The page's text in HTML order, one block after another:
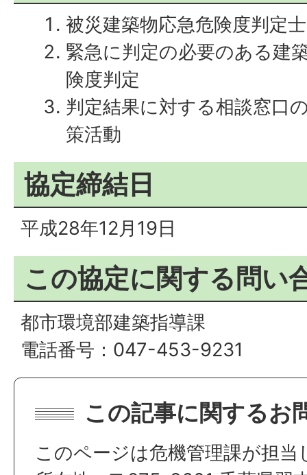
被災建築物応急危険度判定
緊急に判定の必要のある建
険度判定
判定結果に対する相談窓口
策活動
協定締結日
平成28年12月19日
この協定に関する問い
都市環境部建築指導課
電話番号：047-453-9231
この記事に関するお
このページは危機管理課が担当